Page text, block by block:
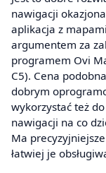
nawigacji
aplikacja z
argumentem za
programem Ovi
C5). Cena
dobrym
wykorzystać też
nawigacji na co
Ma
łatwiej je